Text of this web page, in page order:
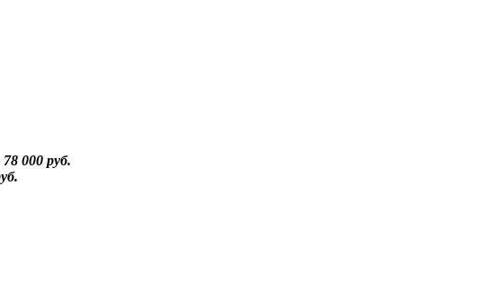
000 руб.